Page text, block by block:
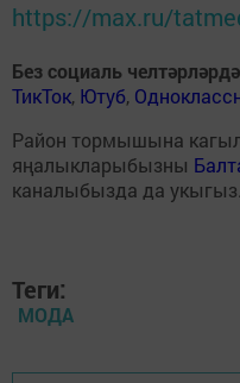
https://max.ru/
Без социаль челтәрләрдә
ТикТок, Ютуб,
Район тормышына
яңалыкларыбызны
каналыбызда да укыгыз.
Теги:
МОДА